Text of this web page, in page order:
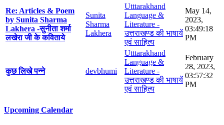
Re: Articles & Poem
by Sunita Sharma
Lakhera -सुनीता शर्मा
लखेरा जी के कविताये
Sunita
Sharma
Lakhera
Utttarakhand
Language &
Literature -
उत्तराखण्ड की भाषायें
एवं साहित्य
May 14,
2023,
03:49:18
PM
कुछ लिखे पन्ने devbhumi
Utttarakhand
Language &
Literature -
उत्तराखण्ड की भाषायें
एवं साहित्य
February
28, 2023,
03:57:32
PM
Upcoming Calendar